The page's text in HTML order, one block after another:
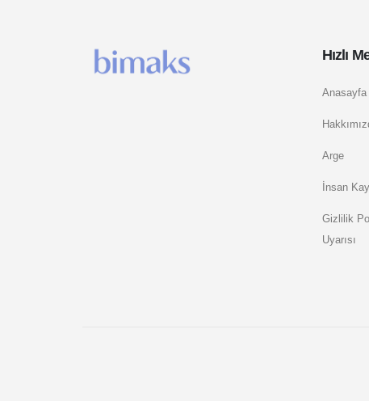
Hızlı
Anasayfa
Arge
İnsan
Gizlilik
Uyarısı